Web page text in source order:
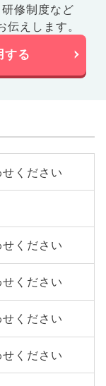
修制度など
えします。
する
ください
ください
ください
ください
ください